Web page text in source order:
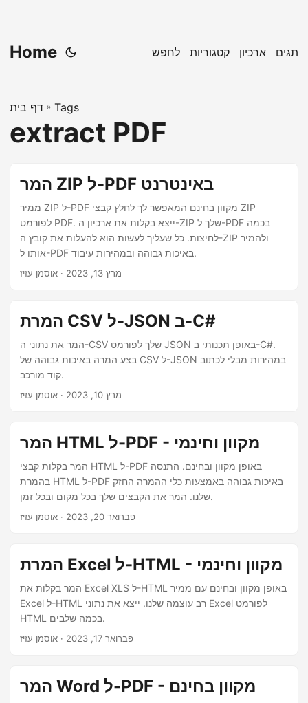
Home לחפש קטגוריות ארכיון תגים
דף בית » Tags
extract PDF
המר ZIP ל-PDF באינטרנט
ממיר ZIP ל-PDF מקוון בחינם המאפשר לך לחלץ קבצי ZIP
לפורמט PDF. ייצא בקלות את ארכיון ה-ZIP שלך ל-PDF בכמה
לחיצות. כל שעליך לעשות הוא להעלות את קובץ ה-ZIP ולהמיר
אותו ל-PDF באיכות גבוהה ובמהירות עיבוד.
מרץ 13, 2023 · אוסמן עזיז
המרת CSV ל-JSON ב-C#
המר את נתוני ה-CSV שלך לפורמט JSON באופן תכנותי ב-C#.
בצע המרה באיכות גבוהה של CSV ל-JSON במהירות מבלי לכתוב
קוד מורכב.
מרץ 10, 2023 · אוסמן עזיז
המר HTML ל-PDF - מקוון וחינמי
המר בקלות קבצי HTML ל-PDF באופן מקוון ובחינם. התנסה
בהמרת HTML ל-PDF באיכות גבוהה באמצעות כלי ההמרה החזק
שלנו. המר את הקבצים שלך בכל מקום ובכל זמן.
פברואר 20, 2023 · אוסמן עזיז
המרת Excel ל-HTML - מקוון וחינמי
המר בקלות את Excel XLS ל-HTML באופן מקוון ובחינם עם ממיר
Excel ל-HTML רב עוצמה שלנו. ייצא את נתוני Excel לפורמט
HTML בכמה שלבים.
פברואר 17, 2023 · אוסמן עזיז
המר Word ל-PDF - מקוון בחינם